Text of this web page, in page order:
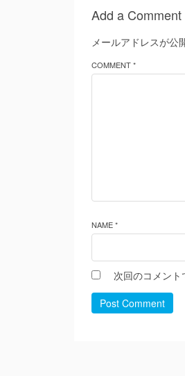
Add a Comment
メールアドレスが公
COMMENT *
NAME *
次回のコメント
Post Comment